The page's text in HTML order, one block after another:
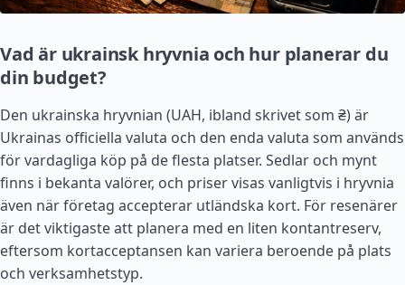
Vad är ukrainsk hryvnia och hur planerar du
din budget?
Den ukrainska hryvnian (UAH, ibland skrivet som ₴) är
Ukrainas officiella valuta och den enda valuta som används
för vardagliga köp på de flesta platser. Sedlar och mynt
finns i bekanta valörer, och priser visas vanligtvis i hryvnia
även när företag accepterar utländska kort. För resenärer
är det viktigaste att planera med en liten kontantreserv,
eftersom kortacceptansen kan variera beroende på plats
och verksamhetstyp.